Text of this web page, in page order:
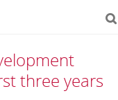
three years